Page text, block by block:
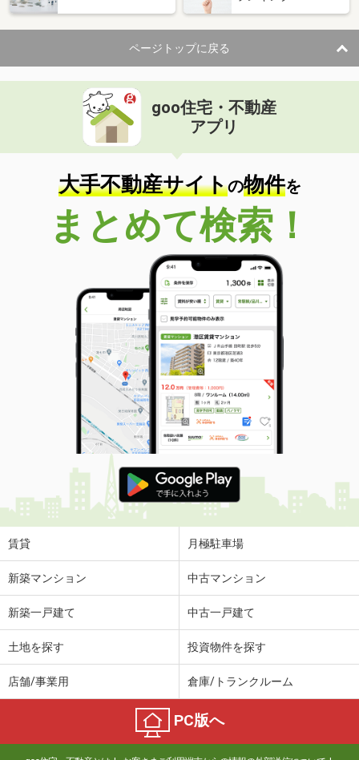
ページトップに戻る
goo住宅・不動産
アプリ
大手不動産サイトの物件を
まとめて検索！
賃貸 月極駐車場
新築マンション 中古マンション
新築一戸建て 中古一戸建て
土地を探す 投資物件を探す
店舗/事業用 倉庫/トランクルーム
PC版へ